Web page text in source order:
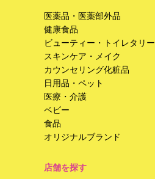
医薬品・医薬部外品
健康食品
ビューティー・トイレタリー
スキンケア・メイク
カウンセリング化粧品
日用品・ペット
医療・介護
ベビー
食品
オリジナルブランド
店舗を探す